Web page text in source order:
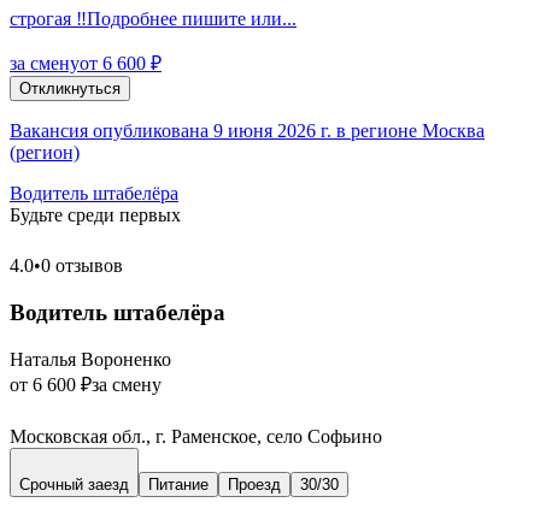
строгая ‼️Подробнее пишите или...
за сменуот 6 600 ₽
Откликнуться
Вакансия опубликована 9 июня 2026 г. в регионе Москва
(регион)
Водитель штабелёра
Будьте среди первых
4.0•0 отзывов
Водитель штабелёра
Наталья Вороненко
от 6 600 ₽за смену
Московская обл., г. Раменское, село Софьино
Срочный заезд Питание Проезд 30/30